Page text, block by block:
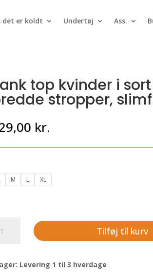
det er koldt Undertøj Ass.
top kvinder i
stropper,
kr.
M L XL
Tilføj til kurv
Levering 1 til 3 hverdage